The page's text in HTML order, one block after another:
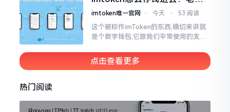
家教你把钱转进钱包
imtoken唯一官网 ⋅ 今天 ⋅ 53 阅读
这个被称作imToken的东西,确切来讲就
是个数字钱包,它跟我们平常使用的支付
行“充值”。好多人在初次接触玩弄它的
时候都会陷入困惑
点击查看更多
热门阅读